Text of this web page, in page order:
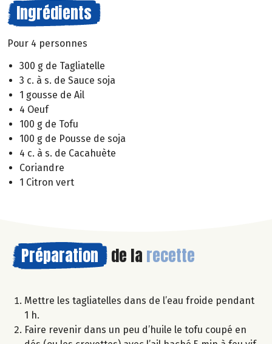
Ingrédients
Pour 4 personnes
300 g de Tagliatelle
3 c. à s. de Sauce soja
1 gousse de Ail
4 Oeuf
100 g de Tofu
100 g de Pousse de soja
4 c. à s. de Cacahuète
Coriandre
1 Citron vert
Préparation de la recette
Mettre les tagliatelles dans de l’eau froide pendant
1 h.
Faire revenir dans un peu d’huile le tofu coupé en